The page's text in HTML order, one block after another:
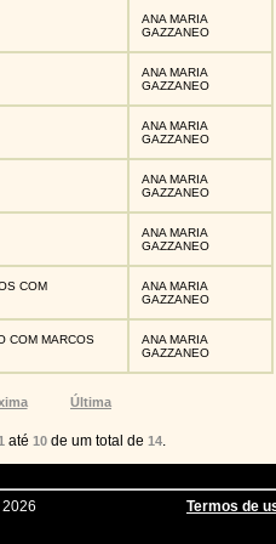
ANA MARIA
GAZZANEO
ANA MARIA
GAZZANEO
ANA MARIA
GAZZANEO
ANA MARIA
GAZZANEO
ANA MARIA
GAZZANEO
COM
ANA MARIA
GAZZANEO
COM MARCOS
ANA MARIA
GAZZANEO
Última
até 10de um total de 14.
2026 Termos de